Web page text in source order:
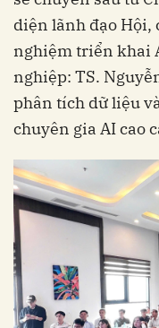
diện lãnh đạo Hội,
nghiệm triển khai
nghiệp: TS.
phân tích dữ liệu
chuyên gia AI cao